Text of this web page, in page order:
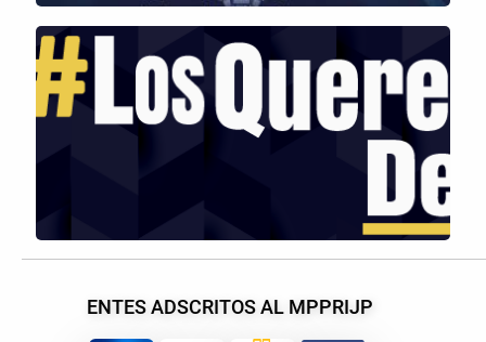
ENTES ADSCRITOS AL MPPRIJP